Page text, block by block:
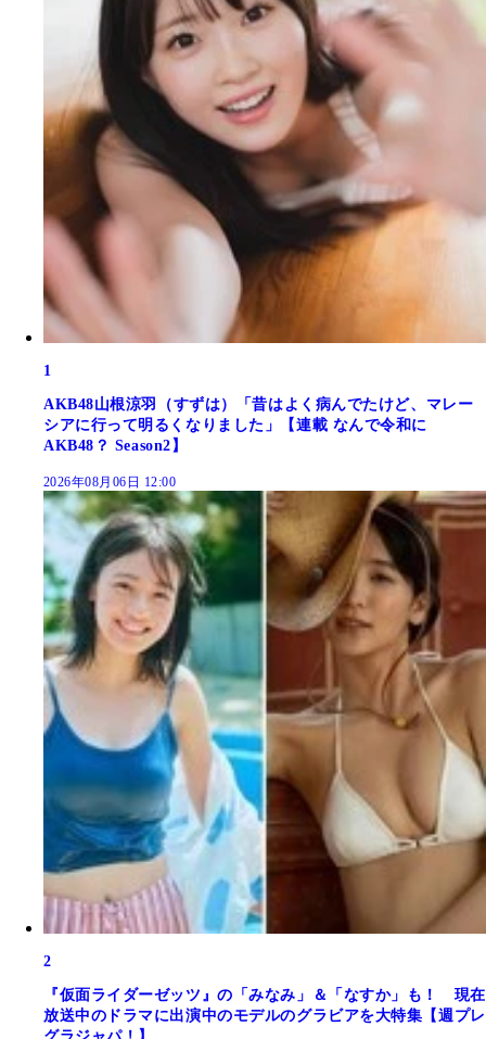
1
AKB48山根涼羽（すずは）「昔はよく病んでたけど、マレー
シアに行って明るくなりました」【連載 なんで令和に
AKB48？ Season2】
2026年08月06日 12:00
2
『仮面ライダーゼッツ』の「みなみ」＆「なすか」も！ 現在
放送中のドラマに出演中のモデルのグラビアを大特集【週プレ